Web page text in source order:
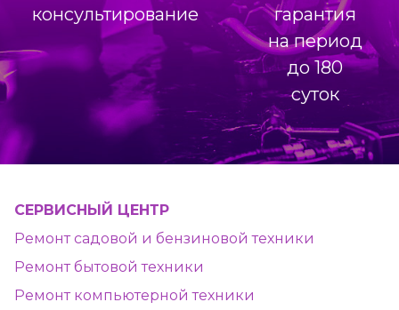
консультирование
гарантия
на период
до 180
суток
СЕРВИСНЫЙ ЦЕНТР
Ремонт садовой и бензиновой техники
Ремонт бытовой техники
Ремонт компьютерной техники